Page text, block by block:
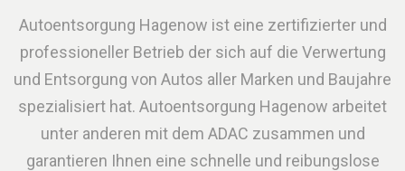
Autoentsorgung Hagenow ist eine zertifizierter und
professioneller Betrieb der sich auf die Verwertung
und Entsorgung von Autos aller Marken und Baujahre
spezialisiert hat. Autoentsorgung Hagenow arbeitet
unter anderen mit dem ADAC zusammen und
garantieren Ihnen eine schnelle und reibungslose